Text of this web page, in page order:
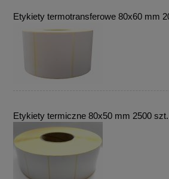
Etykiety termotransferowe 80x60 mm
Etykiety termiczne 80x50 mm 2500